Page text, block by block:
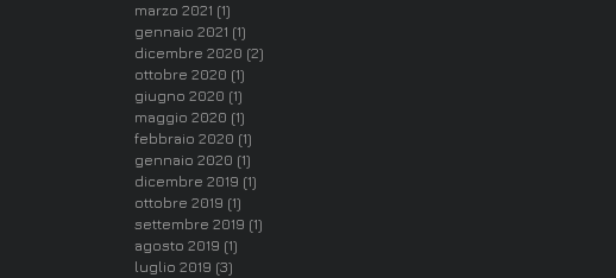
marzo 2021 (1)
gennaio 2021 (1)
dicembre 2020 (2)
ottobre 2020 (1)
giugno 2020 (1)
maggio 2020 (1)
febbraio 2020 (1)
gennaio 2020 (1)
dicembre 2019 (1)
ottobre 2019 (1)
settembre 2019 (1)
agosto 2019 (1)
luglio 2019 (3)